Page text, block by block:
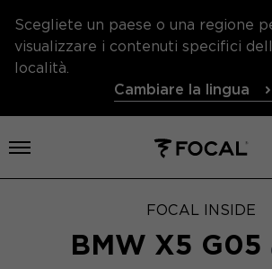
Scegliete un paese o una regione
visualizzare i contenuti specifici
località.
Cambiare la lingua
Aprire il menu
FOCAL INSIDE
BMW X5 G05